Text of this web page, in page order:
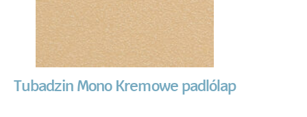
Tubadzin Mono Kremowe padlólap